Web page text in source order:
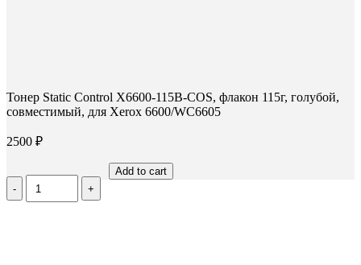
Тонер Static Control X6600-115B-COS, флакон 115г, голубой,
совместимый, для Xerox 6600/WC6605
2500 ₽
Количество
Тонер
Add to cart